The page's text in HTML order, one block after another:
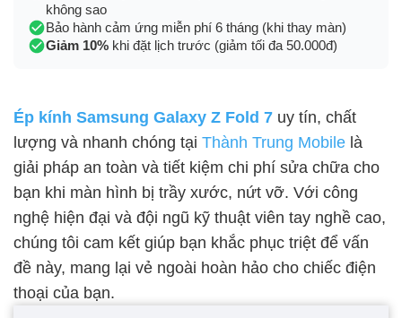
không sao
Bảo hành cảm ứng miễn phí 6 tháng (khi thay màn)
Giảm 10% khi đặt lịch trước (giảm tối đa 50.000đ)
Ép kính Samsung Galaxy Z Fold 7 uy tín, chất
lượng và nhanh chóng tại Thành Trung Mobile là
giải pháp an toàn và tiết kiệm chi phí sửa chữa cho
bạn khi màn hình bị trầy xước, nứt vỡ. Với công
nghệ hiện đại và đội ngũ kỹ thuật viên tay nghề cao,
chúng tôi cam kết giúp bạn khắc phục triệt để vấn
đề này, mang lại vẻ ngoài hoàn hảo cho chiếc điện
thoại của bạn.